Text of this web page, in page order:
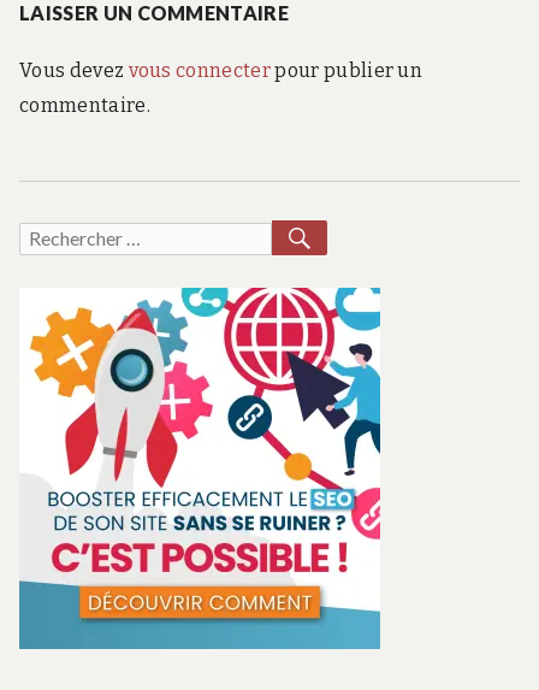
LAISSER UN COMMENTAIRE
Vous devez vous connecterpour publier un
commentaire.
Recherche